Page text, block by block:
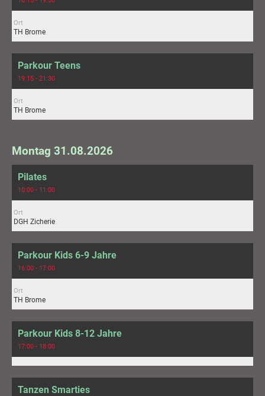
Ort
TH Brome
Parkour Teens
19:15 - 21:30
Ort
TH Brome
Montag 31.08.2026
Pilates
10:00 - 11:00
Ort
DGH Zicherie
Parkour Kids 6-9 Jahre
16:00 - 17:00
Ort
TH Brome
Parkour Kids 8-12 Jahre
17:00 - 18:00
Tanzen Smarties